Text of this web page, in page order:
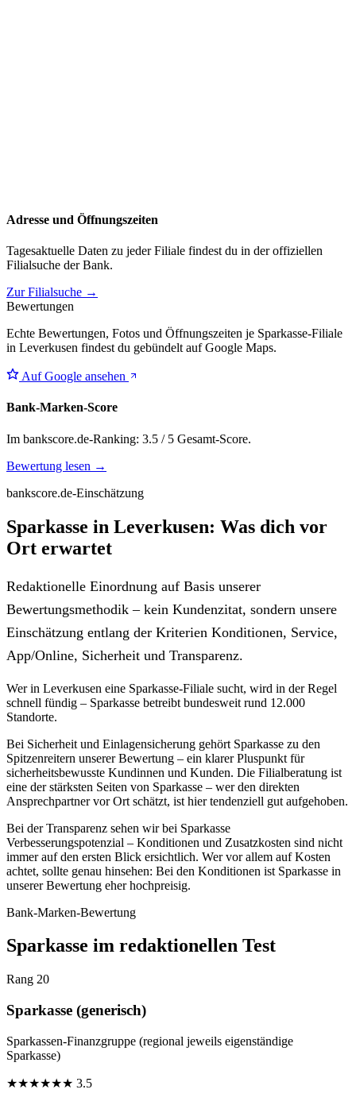
Adresse und Öffnungszeiten
Tagesaktuelle Daten zu jeder Filiale findest du in der offiziellen
Filialsuche der Bank.
Zur Filialsuche →
Bewertungen
Echte Bewertungen, Fotos und Öffnungszeiten je Sparkasse-Filiale
in Leverkusen findest du gebündelt auf Google Maps.
Auf Google ansehen
Bank-Marken-Score
Im bankscore.de-Ranking: 3.5 / 5 Gesamt-Score.
Bewertung lesen →
bankscore.de-Einschätzung
Sparkasse in Leverkusen: Was dich vor
Ort erwartet
Redaktionelle Einordnung auf Basis unserer
Bewertungsmethodik – kein Kundenzitat, sondern unsere
Einschätzung entlang der Kriterien Konditionen, Service,
App/Online, Sicherheit und Transparenz.
Wer in Leverkusen eine Sparkasse-Filiale sucht, wird in der Regel
schnell fündig – Sparkasse betreibt bundesweit rund 12.000
Standorte.
Bei Sicherheit und Einlagensicherung gehört Sparkasse zu den
Spitzenreitern unserer Bewertung – ein klarer Pluspunkt für
sicherheitsbewusste Kundinnen und Kunden. Die Filialberatung ist
eine der stärksten Seiten von Sparkasse – wer den direkten
Ansprechpartner vor Ort schätzt, ist hier tendenziell gut aufgehoben.
Bei der Transparenz sehen wir bei Sparkasse
Verbesserungspotenzial – Konditionen und Zusatzkosten sind nicht
immer auf den ersten Blick ersichtlich. Wer vor allem auf Kosten
achtet, sollte genau hinsehen: Bei den Konditionen ist Sparkasse in
unserer Bewertung eher hochpreisig.
Bank-Marken-Bewertung
Sparkasse im redaktionellen Test
Rang 20
Sparkasse (generisch)
Sparkassen-Finanzgruppe (regional jeweils eigenständige
Sparkasse)
★★★★★★ 3.5